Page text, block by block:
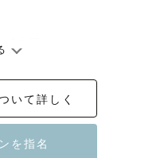
ング・マタニティフォト
家族様を撮影させてい
いて詳しく